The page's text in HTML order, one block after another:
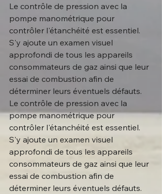
Le contrôle de pression avec la
pompe manométrique pour
contrôler l'étanchéité est essentiel.
S'y ajoute un examen visuel
approfondi de tous les appareils
consommateurs de gaz ainsi que leur
essai de combustion afin de
déterminer leurs éventuels défauts.
Le contrôle de pression avec la
pompe manométrique pour
contrôler l'étanchéité est essentiel.
S'y ajoute un examen visuel
approfondi de tous les appareils
consommateurs de gaz ainsi que leur
essai de combustion afin de
déterminer leurs éventuels défauts.